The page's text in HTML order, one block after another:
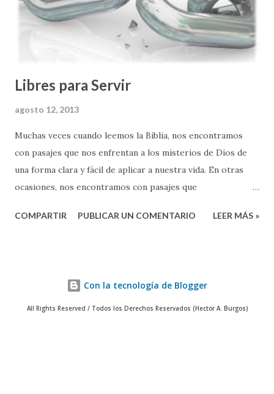
hecho para personas, como yo, que no nos gusta andar
perdidos. Y lo que pasa es que a nadie le gusta andar
Libres para Servir
agosto 12, 2013
Muchas veces cuando leemos la Biblia, nos encontramos
con pasajes que nos enfrentan a los misterios de Dios de
una forma clara y fácil de aplicar a nuestra vida. En otras
ocasiones, nos encontramos con pasajes que
entender" . El pasaje que leímos hoy en Lucas 12:32-34, en
Jesús decirle a sus discípulos: "Vendan sus bienes y den a los
pobres" . Reflexionar sobre estas palabras de Jesús, hoy en
COMPARTIR PUBLICAR UN COMENTARIO LEER MÁS »
Con la tecnología de Blogger
All Rights Reserved / Todos los Derechos Reservados (Hector A. Burgos)